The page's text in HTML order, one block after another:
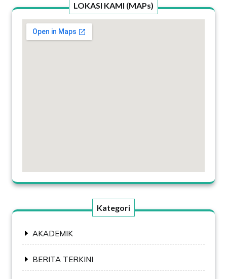
LOKASI KAMI (MAPs)
Kategori
AKADEMIK
BERITA TERKINI